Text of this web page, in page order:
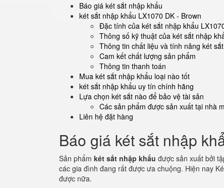
Báo giá két sắt nhập khẩu
két sắt nhập khẩu LX1070 DK - Brown
Đặc tính của két sắt nhập khẩu
Thông số kỹ thuật của két sắt nhập
Thông tin chất liệu và tính năng két
Cam kết chất lượng sản phẩm
Thông tin thanh toán
Mua két sắt nhập khẩu loại nào tốt
két sắt nhập khẩu uy tín chính hãng
Lựa chọn két sắt nào để bảo vệ tài sản
Các sản phẩm được sản xuất tại nhà
Liên hệ đặt hàng
Báo giá két sắt nhập
Sản phẩm két sắt nhập khẩu được sản xuất bởi
các gia đình đang rất được ưa chuộng. Hiện nay
được nữa.